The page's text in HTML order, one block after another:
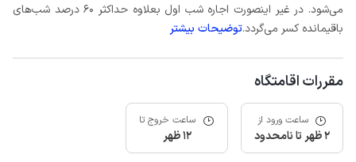
می‌شود. در غیر اینصورت اجاره شب اول بعلاوه حداکثر 60 درصد شب‌های
باقیمانده کسر می‌گردد.توضیحات بیشتر
مقررات اقامتگاه
ساعت ورود از
2 ظهر تا نامحدود
ساعت خروج تا
12 ظهر